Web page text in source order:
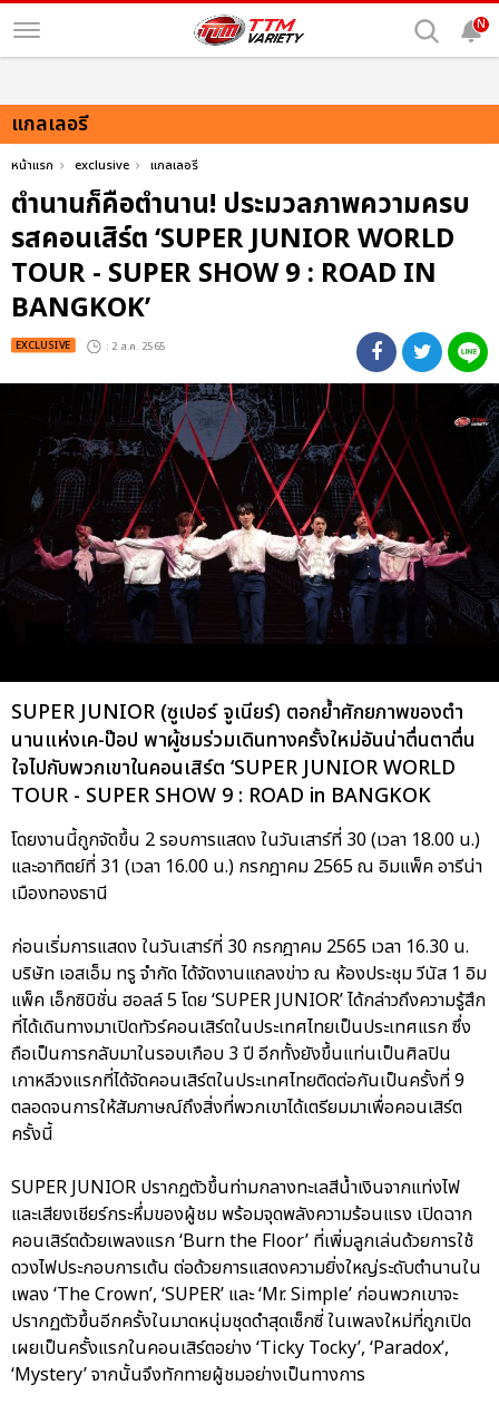
N
แกลเลอรี
หน้าแรก exclusive แกลเลอรี
ตำนานก็คือตำนาน! ประมวลภาพความครบ
รสคอนเสิร์ต ‘SUPER JUNIOR WORLD
TOUR - SUPER SHOW 9 : ROAD IN
BANGKOK’
EXCLUSIVE : 2 ส.ค. 2565
SUPER JUNIOR (ซูเปอร์ จูเนียร์) ตอกย้ำศักยภาพของตำ
นานแห่งเค-ป๊อป พาผู้ชมร่วมเดินทางครั้งใหม่อันน่าตื่นตาตื่น
ใจไปกับพวกเขาในคอนเสิร์ต ‘SUPER JUNIOR WORLD
TOUR - SUPER SHOW 9 : ROAD in BANGKOK
โดยงานนี้ถูกจัดขึ้น 2 รอบการแสดง ในวันเสาร์ที่ 30 (เวลา 18.00 น.)
และอาทิตย์ที่ 31 (เวลา 16.00 น.) กรกฎาคม 2565 ณ อิมแพ็ค อารีน่า
เมืองทองธานี
ก่อนเริ่มการแสดง ในวันเสาร์ที่ 30 กรกฎาคม 2565 เวลา 16.30 น.
บริษัท เอสเอ็ม ทรู จำกัด ได้จัดงานแถลงข่าว ณ ห้องประชุม วีนัส 1 อิม
แพ็ค เอ็กซิบิชั่น ฮอลล์ 5 โดย ‘SUPER JUNIOR’ ได้กล่าวถึงความรู้สึก
ที่ได้เดินทางมาเปิดทัวร์คอนเสิร์ตในประเทศไทยเป็นประเทศแรก ซึ่ง
ถือเป็นการกลับมาในรอบเกือบ 3 ปี อีกทั้งยังขึ้นแท่นเป็นศิลปิน
เกาหลีวงแรกที่ได้จัดคอนเสิร์ตในประเทศไทยติดต่อกันเป็นครั้งที่ 9
ตลอดจนการให้สัมภาษณ์ถึงสิ่งที่พวกเขาได้เตรียมมาเพื่อคอนเสิร์ต
ครั้งนี้
SUPER JUNIOR ปรากฏตัวขึ้นท่ามกลางทะเลสีน้ำเงินจากแท่งไฟ
และเสียงเชียร์กระหึ่มของผู้ชม พร้อมจุดพลังความร้อนแรง เปิดฉาก
คอนเสิร์ตด้วยเพลงแรก ‘Burn the Floor’ ที่เพิ่มลูกเล่นด้วยการใช้
ดวงไฟประกอบการเต้น ต่อด้วยการแสดงความยิ่งใหญ่ระดับตำนานใน
เพลง ‘The Crown’, ‘SUPER’ และ ‘Mr. Simple’ ก่อนพวกเขาจะ
ปรากฏตัวขึ้นอีกครั้งในมาดหนุ่มชุดดำสุดเซ็กซี่ ในเพลงใหม่ที่ถูกเปิด
เผยเป็นครั้งแรกในคอนเสิร์ตอย่าง ‘Ticky Tocky’, ‘Paradox’,
‘Mystery’ จากนั้นจึงทักทายผู้ชมอย่างเป็นทางการ